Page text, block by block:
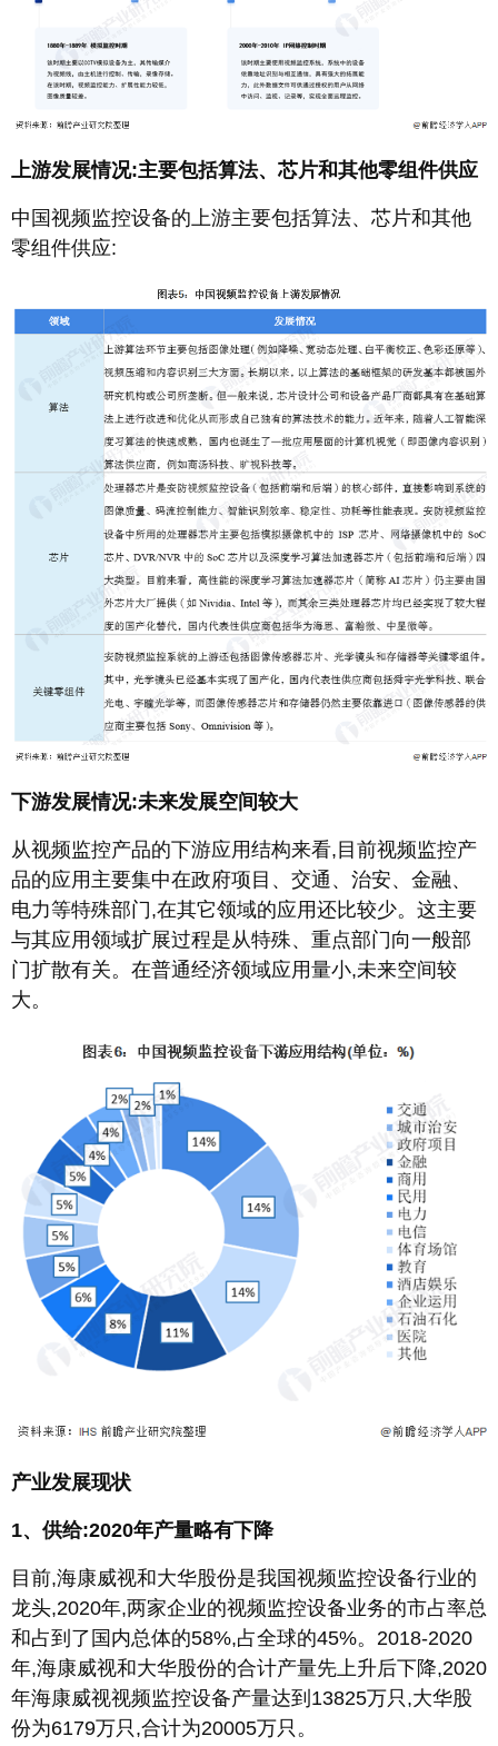
上游发展情况:主要包括算法、芯片和其他零组件供应
中国视频监控设备的上游主要包括算法、芯片和其他
零组件供应:
下游发展情况:未来发展空间较大
从视频监控产品的下游应用结构来看,目前视频监控产
品的应用主要集中在政府项目、交通、治安、金融、
电力等特殊部门,在其它领域的应用还比较少。这主要
与其应用领域扩展过程是从特殊、重点部门向一般部
门扩散有关。在普通经济领域应用量小,未来空间较
大。
产业发展现状
1、供给:2020年产量略有下降
目前,海康威视和大华股份是我国视频监控设备行业的
龙头,2020年,两家企业的视频监控设备业务的市占率总
和占到了国内总体的58%,占全球的45%。2018-2020
年,海康威视和大华股份的合计产量先上升后下降,2020
年海康威视视频监控设备产量达到13825万只,大华股
份为6179万只,合计为20005万只。